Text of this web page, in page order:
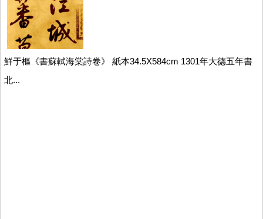
鮮于樞《書蘇軾海棠詩卷》 紙本34.5X584cm 1301年大德五年書
北...